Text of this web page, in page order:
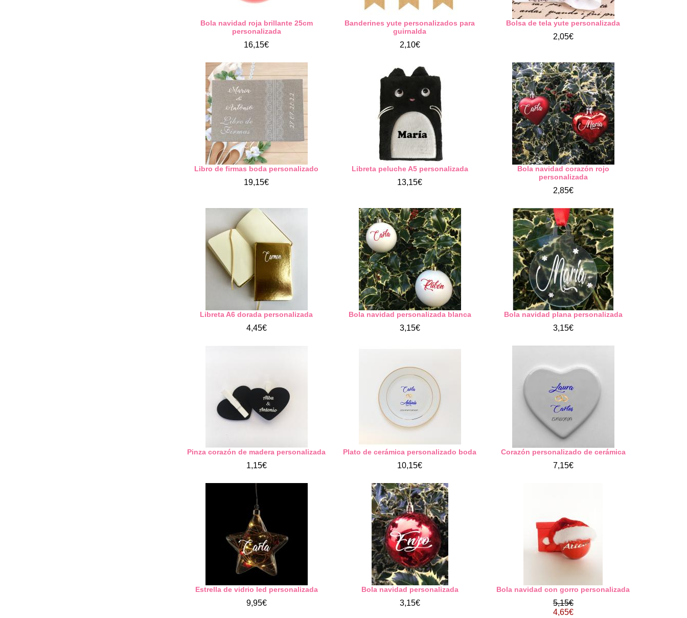
Bola navidad roja brillante 25cm
personalizada
16,15€
Banderines yute personalizados para
guirnalda
2,10€
Bolsa de tela yute personalizada
2,05€
Libro de firmas boda personalizado
19,15€
Libreta peluche A5 personalizada
13,15€
Bola navidad corazón rojo
personalizada
2,85€
Libreta A6 dorada personalizada
4,45€
Bola navidad personalizada blanca
3,15€
Bola navidad plana personalizada
3,15€
Pinza corazón de madera personalizada
1,15€
Plato de cerámica personalizado boda
10,15€
Corazón personalizado de cerámica
7,15€
Estrella de vidrio led personalizada
9,95€
Bola navidad personalizada
3,15€
Bola navidad con gorro personalizada
5,15€
4,65€